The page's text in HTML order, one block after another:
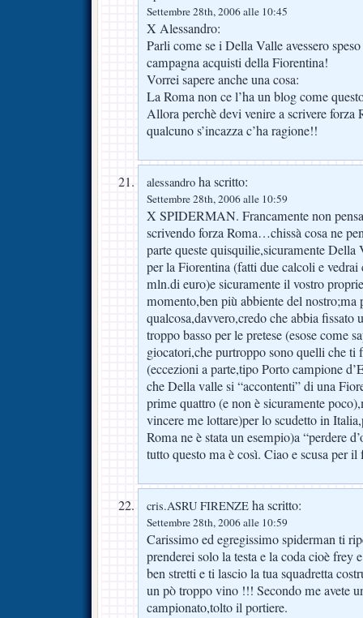
Settembre 28th, 2006 alle 10:45
X Alessandro:
Parli come se i Della Valle avessero
campagna acquisti della Fiorentina!
Vorrei sapere anche una cosa:
La Roma non ce l’ha un blog come
Allora perchè devi venire a scrivere forza
qualcuno s’incazza c’ha ragione!!
alessandro ha scritto:
Settembre 28th, 2006 alle 10:59
X SPIDERMAN. Francamente non
scrivendo forza Roma…chissà cosa ne
parte queste quisquilie,sicuramente Della
per la Fiorentina (fatti due calcoli e
mln.di euro)e sicuramente il vostro
momento,ben più abbiente del nostro;ma
qualcosa,davvero,credo che abbia fissato
troppo basso per le pretese (esose come
giocatori,che purtroppo sono quelli che ti
(eccezioni a parte,tipo Porto campione
che Della valle si “accontenti” di una
prime quattro (e non è sicuramente
vincere me lottare)per lo scudetto in
Roma ne è stata un esempio)a “perdere
tutto questo ma è così. Ciao e scusa per il
cris.ASRU FIRENZE ha scritto:
Settembre 28th, 2006 alle 10:59
Carissimo ed egregissimo spiderman ti
prenderei solo la testa e la coda cioè
ben stretti e ti lascio la tua squadretta
un pò troppo vino !!! Secondo me avete
campionato,tolto il portiere.